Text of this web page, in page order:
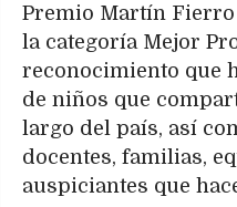
Premio Martín Fierro
la categoría Mejor
reconocimiento que
de niños que
largo del país, así
docentes, familias,
auspiciantes que